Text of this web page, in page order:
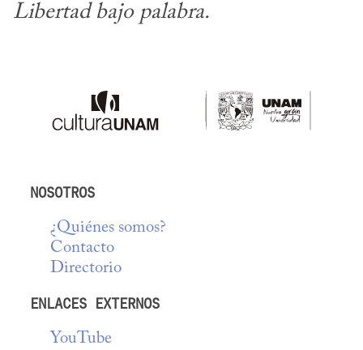
Libertad bajo palabra.
NOSOTROS
¿Quiénes somos?
Contacto
Directorio
ENLACES EXTERNOS
YouTube